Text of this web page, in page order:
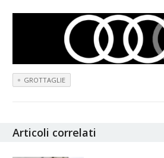
GROTTAGLIE
Articoli correlati